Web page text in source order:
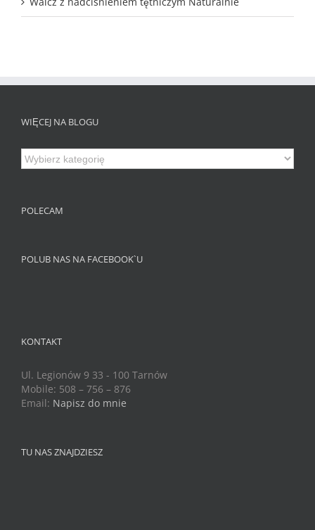
WIĘCEJ NA BLOGU
Więcej
na
POLECAM
POLUB NAS NA FACEBOOK`U
KONTAKT
Ul. Legionów 9 33 - 100 Tarnów
Mobile: 508 – 756 – 876
Email: Napisz do mnie
TU NAS ZNAJDZIESZ